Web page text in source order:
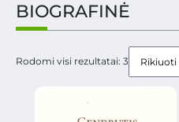
BIOGRAFINĖ
Rodomi visi rezultatai: 3